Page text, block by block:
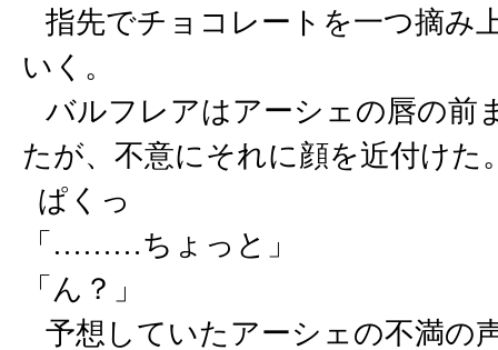
指先でチョコレートを一つ摘み
いく。
バルフレアはアーシェの唇の前
たが、不意にそれに顔を近付けた
ぱくっ
「………ちょっと」
「ん？」
予想していたアーシェの不満の